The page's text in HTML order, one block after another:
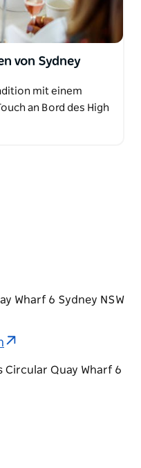
von Sydney
mit einem
an Bord des High
Wharf 6 Sydney NSW